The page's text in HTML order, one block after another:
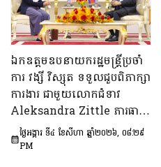
ក្រុមប្រឹក្សាសេដ្ឋកិច្ច សង្គមកិច្ច
និង​វប្បធម៌ ដើម្បីពិនិត្យ​និង​
ពិភាក្សា​លើ «សេចក្តីព្រាង
ផែនការ​សកម្មភាពជាតិ​​ស្ដីពី​ការ
បង្ការទប់ស្កាត់​អាពាហ៍ពិពាហ៍​
នៅវ័យក្មេង​និងការ​មាន​ផ្ទៃពោះ​
នៅ​វ័យជំទង់​នៅកម្ពុជា
ឆ្នាំ២០២៦-២០៣០»។
ឯកឧត្តមឧបនាយករដ្ឋមន្ត្រីប្រចាំ
ការ វង្សី វិស្សុត ទទួលជួបពិភាក្សា
ការងារ ជាមួយលោកជំទាវ
Aleksandra Zittle ភារធារី
ស្តីទីនៃស្ថានទូតសហរដ្ឋអាម៉េរិក
ប្រចាំកម្ពុជា
ថ្ងៃអង្គារ ទី៤ ខែសីហា ឆ្នាំ២០២៦, ០៨:២៩
PM